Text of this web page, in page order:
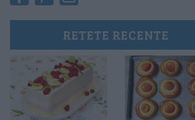
RETETE RECENTE